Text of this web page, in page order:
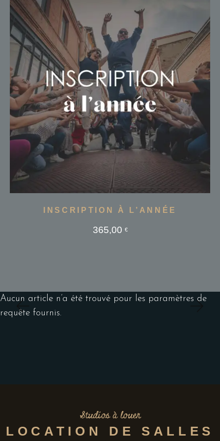
INSCRIPTION À L’ANNÉE
365,00 €
Aucun article n’a été trouvé pour les paramètres de
requête fournis.
Studios à louer
LOCATION DE SALLES